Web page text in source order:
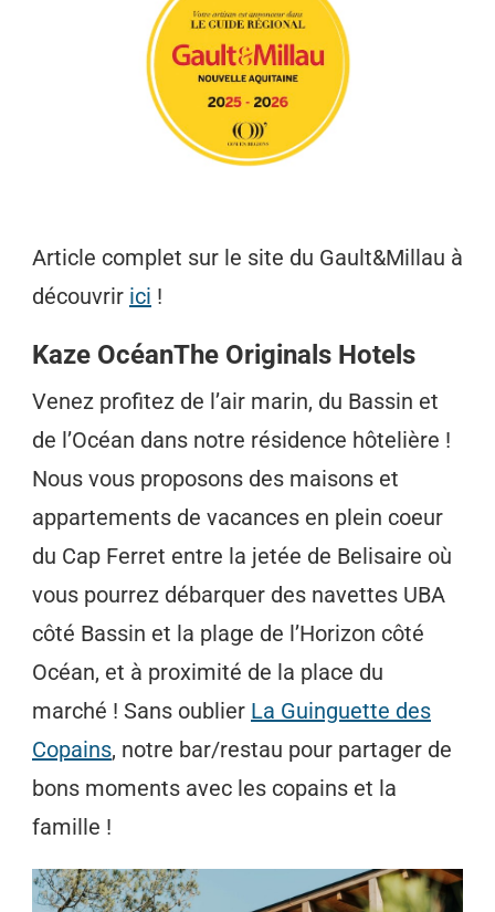
Article complet sur le site du Gault&Millau à
découvrir ici !
Kaze OcéanThe Originals Hotels
Venez profitez de l’air marin, du Bassin et
de l’Océan dans notre résidence hôtelière !
Nous vous proposons des maisons et
appartements de vacances en plein coeur
du Cap Ferret entre la jetée de Belisaire où
vous pourrez débarquer des navettes UBA
côté Bassin et la plage de l’Horizon côté
Océan, et à proximité de la place du
marché ! Sans oublier La Guinguette des
Copains, notre bar/restau pour partager de
bons moments avec les copains et la
famille !